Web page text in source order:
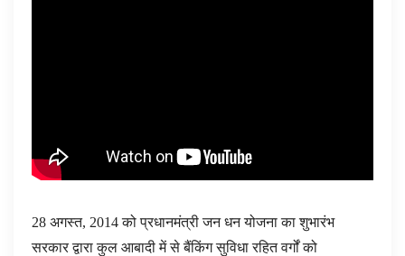
28 अगस्त, 2014 को प्रधानमंत्री जन धन योजना का शुभारंभ
सरकार द्वारा कुल आबादी में से बैंकिंग सुविधा रहित वर्गों को